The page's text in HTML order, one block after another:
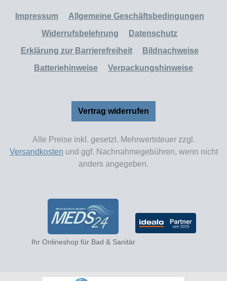
Impressum
Allgemeine Geschäftsbedingungen
Widerrufsbelehrung
Datenschutz
Erklärung zur Barrierefreiheit
Bildnachweise
Batteriehinweise
Verpackungshinweise
Vertrag widerrufen
Alle Preise inkl. gesetzl. Mehrwertsteuer zzgl.
Versandkosten und ggf. Nachnahmegebühren, wenn nicht
anders angegeben.
Ihr Onlineshop für Bad & Sanitär